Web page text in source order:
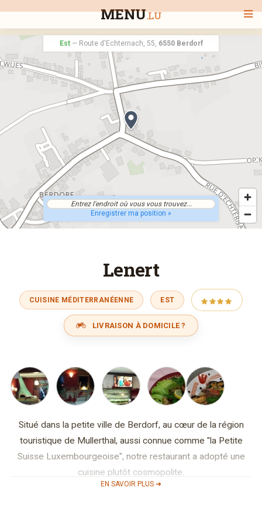
MENU.LU
BIENVENUE
TOUS LES RESTAURANTS
RECHERCHER UN RESTAURANT
Est —Route d'Echternach, 55, 6550 Berdorf
Enregistrer ma position »
Lenert
CUISINE MÉDITERRANÉENNE EST
LIVRAISON À DOMICILE ?
EN SAVOIR PLUS ➜
Situé dans la petite ville de Berdorf, au cœur de la région
touristique de Mullerthal, aussi connue comme "la Petite
Suisse Luxembourgeoise", notre restaurant a adopté une
cuisine plutôt cosmopolite.